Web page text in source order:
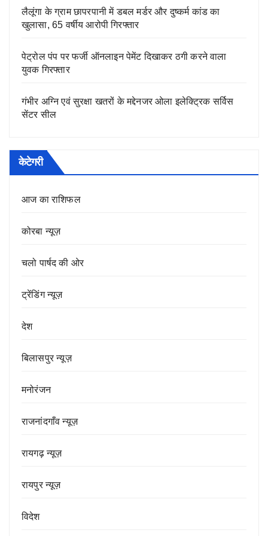
लैलूंगा के ग्राम छापरपानी में डबल मर्डर और दुष्कर्म कांड का
खुलासा, 65 वर्षीय आरोपी गिरफ्तार
पेट्रोल पंप पर फर्जी ऑनलाइन पेमेंट दिखाकर ठगी करने वाला
युवक गिरफ्तार
गंभीर अग्नि एवं सुरक्षा खतरों के मद्देनजर ओला इलेक्ट्रिक सर्विस
सेंटर सील
केटेगरी
आज का राशिफल
कोरबा न्यूज़
चलो पार्षद की ओर
ट्रेंडिंग न्यूज़
देश
बिलासपुर न्यूज़
मनोरंजन
राजनांदगाँव न्यूज़
रायगढ़ न्यूज़
रायपुर न्यूज़
विदेश